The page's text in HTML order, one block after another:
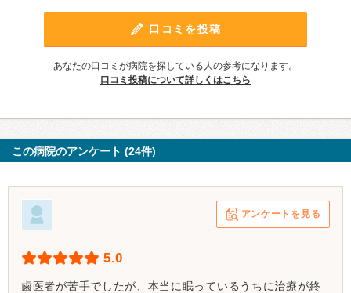
口コミを投稿
あなたの口コミが病院を探している人の参考になります。
口コミ投稿について詳しくはこちら
この病院のアンケート (24件)
アンケートを見る
5.0
歯医者が苦手でしたが、本当に眠っているうちに治療が終